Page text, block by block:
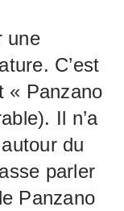
une
C’est
« Panzano
Il n’a
du
parler
Panzano